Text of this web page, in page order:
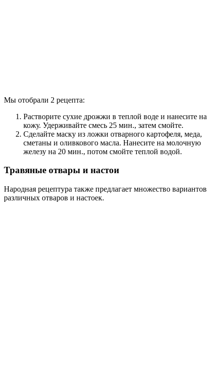
Мы отобрали 2 рецепта:
Растворите сухие дрожжи в теплой воде и нанесите на
кожу. Удерживайте смесь 25 мин., затем смойте.
Сделайте маску из ложки отварного картофеля, меда,
сметаны и оливкового масла. Нанесите на молочную
железу на 20 мин., потом смойте теплой водой.
Травяные отвары и настои
Народная рецептура также предлагает множество вариантов
различных отваров и настоек.